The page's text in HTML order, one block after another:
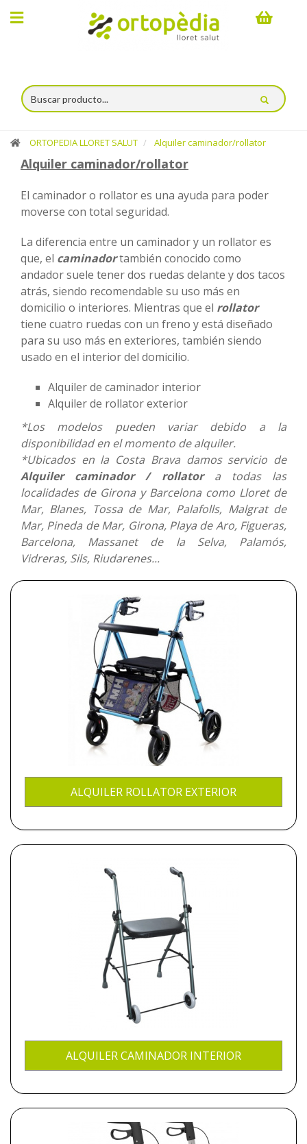
×
online
Ortopedia
Catálogo
Servicios
Alquiler
Espacio
Lloret
Salut
Promociones
Blog
ORTOPEDIA LLORET SALUT Alquiler caminador/rollator
Alquiler caminador/rollator
El caminador o rollator es una ayuda para poder
moverse con total seguridad.
La diferencia entre un caminador y un rollator es
que, el caminadortambién conocido como
andador suele tener dos ruedas delante y dos tacos
atrás, siendo recomendable su uso más en
domicilio o interiores. Mientras que el rollator
tiene cuatro ruedas con un freno y está diseñado
para su uso más en exteriores, también siendo
usado en el interior del domicilio.
Alquiler de caminador interior
Alquiler de rollator exterior
*Los modelos pueden variar debido a la
disponibilidad en el momento de alquiler.
*Ubicados en la Costa Brava damos servicio de
Alquiler caminador / rollatora todas las
localidades de Girona y Barcelona como Lloret de
Mar, Blanes, Tossa de Mar, Palafolls, Malgrat de
Mar, Pineda de Mar, Girona, Playa de Aro, Figueras,
Barcelona, Massanet de la Selva, Palamós,
Vidreras, Sils, Riudarenes...
ALQUILER ROLLATOR EXTERIOR
ALQUILER CAMINADOR INTERIOR